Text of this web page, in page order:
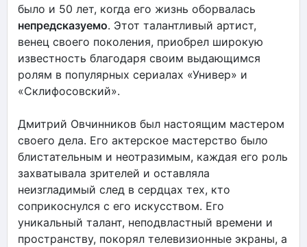
было и 50 лет, когда его жизнь оборвалась
непредсказуемо. Этот талантливый артист,
венец своего поколения, приобрел широкую
известность благодаря своим выдающимся
ролям в популярных сериалах «Универ» и
«Склифосовский».
Дмитрий Овчинников был настоящим мастером
своего дела. Его актерское мастерство было
блистательным и неотразимым, каждая его роль
захватывала зрителей и оставляла
неизгладимый след в сердцах тех, кто
соприкоснулся с его искусством. Его
уникальный талант, неподвластный времени и
пространству, покорял телевизионные экраны, а